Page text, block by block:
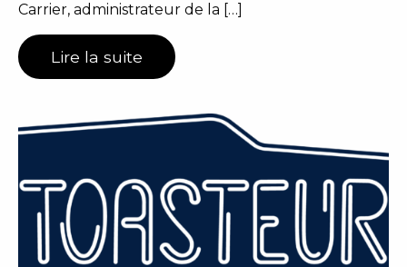
Carrier, administrateur de la […]
Lire la suite